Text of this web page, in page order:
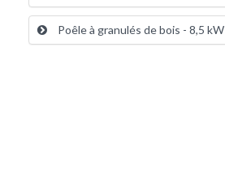
Poêle à granulés de bois - 8,5 kW